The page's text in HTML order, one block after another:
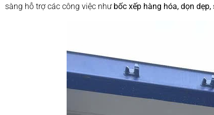
sàng hỗ trợ các công việc như bốc xếp hàng hóa, dọn